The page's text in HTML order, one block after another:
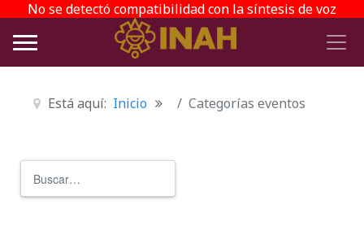
No se detectó compatibilidad con la síntesis de voz
Está aquí: Inicio Categorías eventos